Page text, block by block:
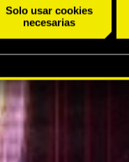
Solo usar cookies
necesarias